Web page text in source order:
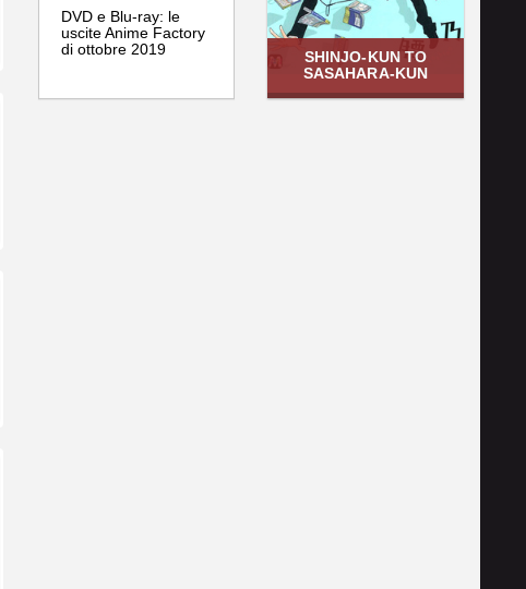
DVD e Blu-ray: le
uscite Anime Factory
di ottobre 2019
SHINJO-KUN TO
SASAHARA-KUN